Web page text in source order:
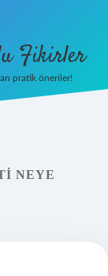
Fikirler
pratik öneriler!
NEYE